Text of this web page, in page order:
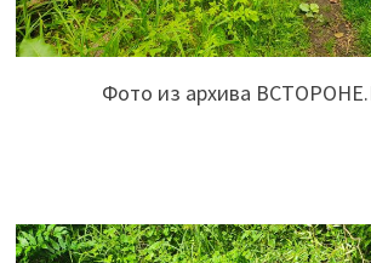
Фото из архива